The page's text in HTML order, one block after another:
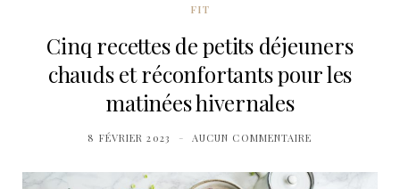
FIT
Cinq recettes de petits déjeuners
chauds et réconfortants pour les
matinées hivernales
8 FÉVRIER 2023 AUCUN COMMENTAIRE